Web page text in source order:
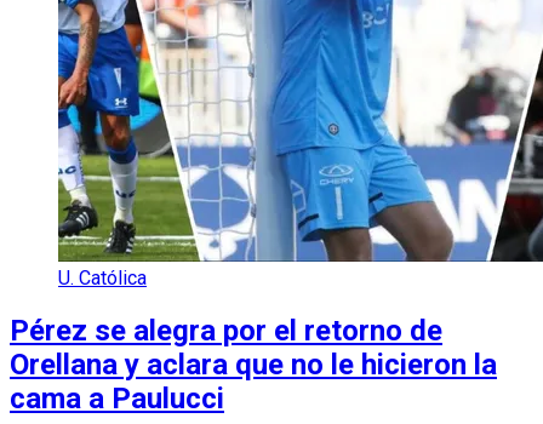
U. Católica
Pérez se alegra por el retorno de
Orellana y aclara que no le hicieron la
cama a Paulucci